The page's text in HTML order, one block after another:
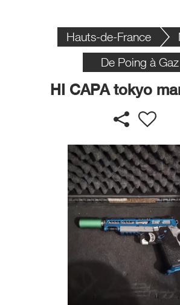
Hauts-de-France
De Poing à Gaz
HI CAPA tokyo